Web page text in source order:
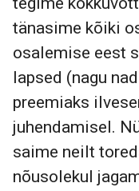
tänasime kõiki
osalemise eest
lapsed (nagu
preemiaks
juhendamisel.
saime neilt
nõusolekul